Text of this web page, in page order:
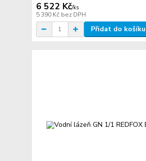
6 522 Kč/ks
5 390 Kč bez DPH
Přidat do košíku